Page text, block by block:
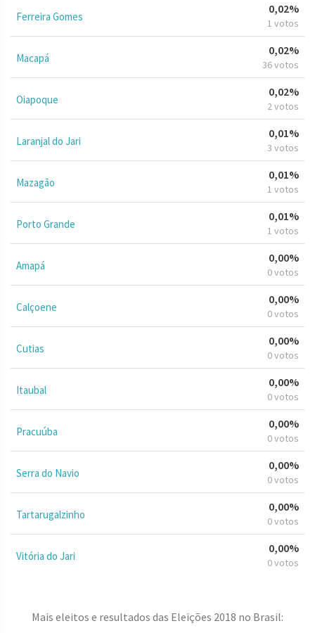
Ferreira Gomes
0,02%
1 votos
Macapá
0,02%
36 votos
Oiapoque
0,02%
2 votos
Laranjal do Jari
0,01%
3 votos
Mazagão
0,01%
1 votos
Porto Grande
0,01%
1 votos
Amapá
0,00%
0 votos
Calçoene
0,00%
0 votos
Cutias
0,00%
0 votos
Itaubal
0,00%
0 votos
Pracuúba
0,00%
0 votos
Serra do Navio
0,00%
0 votos
Tartarugalzinho
0,00%
0 votos
Vitória do Jari
0,00%
0 votos
Mais eleitos e resultados das Eleições 2018 no Brasil: